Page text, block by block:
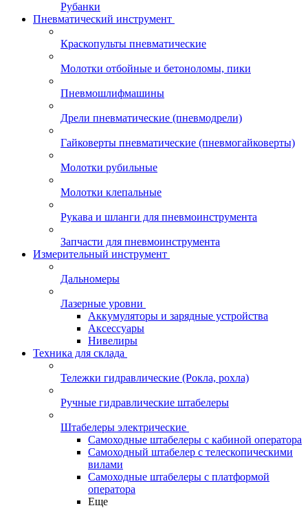
Рубанки
Пневматический инструмент
Краскопульты пневматические
Молотки отбойные и бетоноломы, пики
Пневмошлифмашины
Дрели пневматические (пневмодрели)
Гайковерты пневматические (пневмогайковерты)
Молотки рубильные
Молотки клепальные
Рукава и шланги для пневмоинструмента
Запчасти для пневмоинструмента
Измерительный инструмент
Дальномеры
Лазерные уровни
Аккумуляторы и зарядные устройства
Аксессуары
Нивелиры
Техника для склада
Тележки гидравлические (Рокла, рохла)
Ручные гидравлические штабелеры
Штабелеры электрические
Самоходные штабелеры с кабиной оператора
Самоходный штабелер с телескопическими
вилами
Самоходные штабелеры с платформой
оператора
Еще